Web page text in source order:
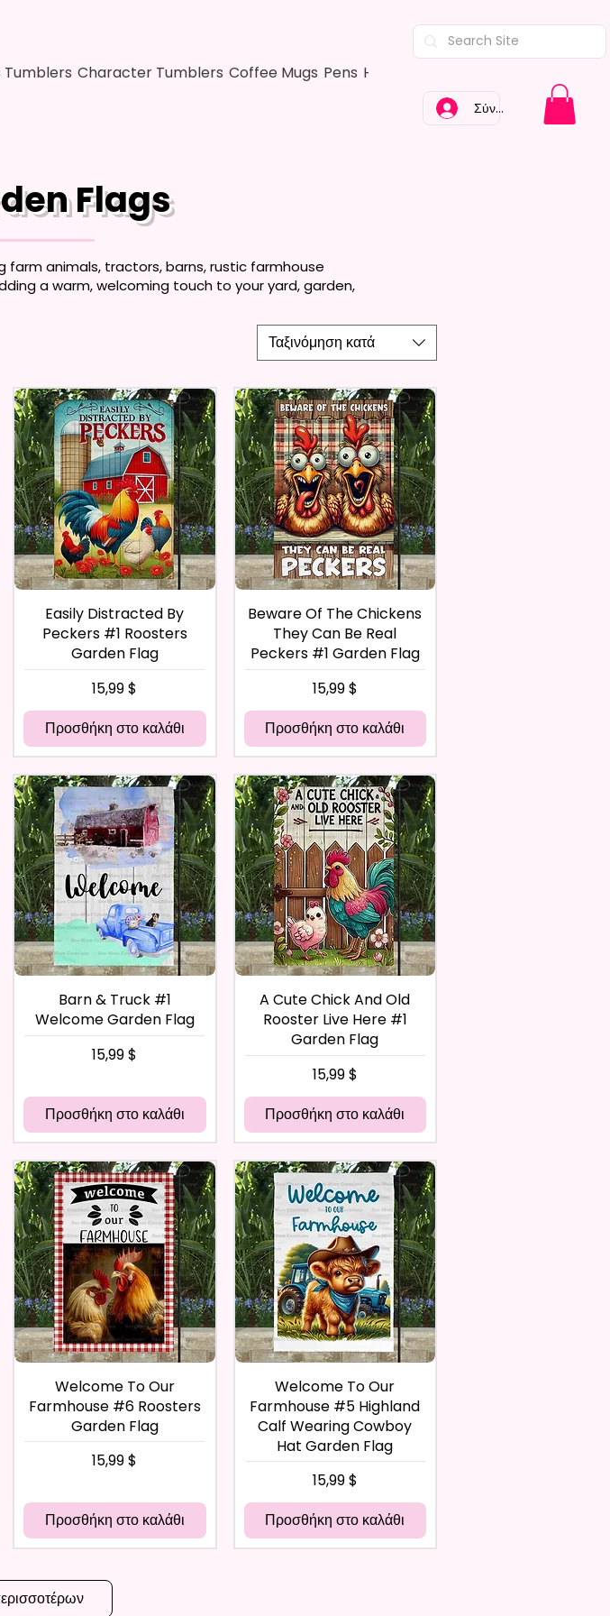
Tumblers Character Tumblers Coffee Mugs Pens Hair Bows
Σύνδεση
Flags
Ταξινόμηση κατά
Easily Distracted By
Peckers #1 Roosters
Garden Flag
Τιμή
15,99 $
Προσθήκη στο καλάθι
Beware Of The Chickens
They Can Be Real
Peckers #1 Garden Flag
Τιμή
15,99 $
Προσθήκη στο καλάθι
Barn & Truck #1
Welcome Garden Flag
Τιμή
15,99 $
Προσθήκη στο καλάθι
A Cute Chick And Old
Rooster Live Here #1
Garden Flag
Τιμή
15,99 $
Προσθήκη στο καλάθι
Welcome To Our
Farmhouse #6 Roosters
Garden Flag
Τιμή
15,99 $
Προσθήκη στο καλάθι
Welcome To Our
Farmhouse #5 Highland
Calf Wearing Cowboy
Hat Garden Flag
Τιμή
15,99 $
Προσθήκη στο καλάθι
animals, tractors, barns, rustic farmhouse
a warm, welcoming touch to your yard, garden,